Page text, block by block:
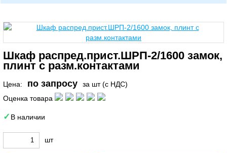
Шкаф распред.прист.ШРП-2/1600 замок,
плинт с разм.контактами
Цена: по запросу
за шт (с НДС)
Оценка товара
В наличии
шт